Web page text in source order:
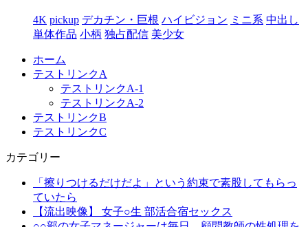
4K pickup デカチン・巨根 ハイビジョン ミニ系 中出し
単体作品 小柄 独占配信 美少女
ホーム
テストリンクA
テストリンクA-1
テストリンクA-2
テストリンクB
テストリンクC
カテゴリー
「擦りつけるだけだよ」という約束で素股してもらっ
ていたら
【流出映像】 女子○生 部活合宿セックス